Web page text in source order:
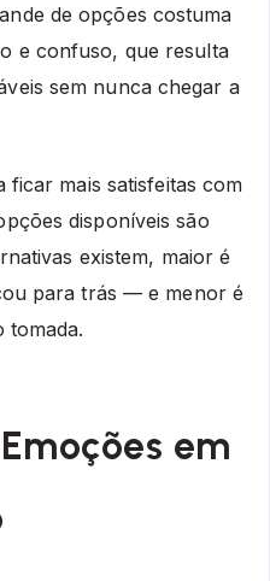
de opções costuma
e confuso, que resulta
sem nunca chegar a
ficar mais satisfeitas com
disponíveis são
existem, maior é
para trás — e menor é
tomada.
em